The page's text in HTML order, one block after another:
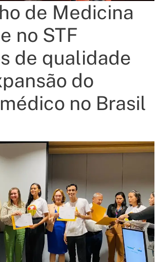
de Medicina
no STF
de qualidade
do
no Brasil